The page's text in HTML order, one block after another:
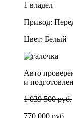
1 владел
Привод:
Цвет: Белый
Авто
и подготовлен
1 039 500 руб.
770 000 руб.